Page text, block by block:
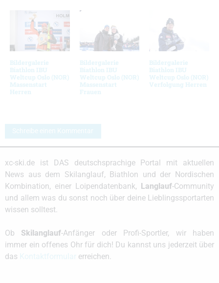
Bildergalerie
Biathlon IBU
Weltcup Oslo (NOR)
Massenstart
Herren
Bildergalerie
Biathlon IBU
Weltcup Oslo (NOR)
Massenstart
Frauen
Bildergalerie
Biathlon IBU
Weltcup Oslo (NOR)
Verfolgung Herren
Schreibe einen Kommentar
xc-ski.de ist DAS deutschsprachige Portal mit aktuellen
News aus dem Skilanglauf, Biathlon und der Nordischen
Kombination, einer Loipendatenbank,
Langlauf-Community
und allem was du sonst noch über deine Lieblingssportarten
wissen solltest.
Ob Skilanglauf-Anfänger oder Profi-Sportler, wir haben
immer ein offenes Ohr für dich! Du kannst uns jederzeit über
das
erreichen.